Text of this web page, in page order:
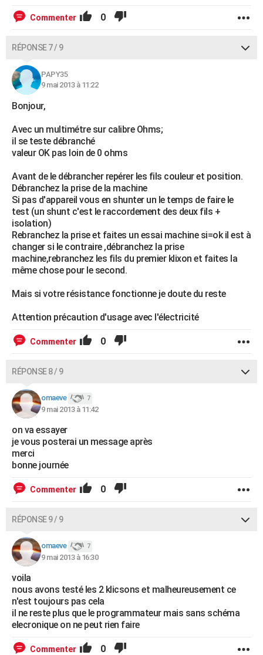
Commenter 0
RÉPONSE 7 / 9
PAPY35
9 mai 2013 à 11:22
Bonjour,
Avec un multimétre sur calibre Ohms;
il se teste débranché
valeur OK pas loin de 0 ohms
Avant de le débrancher repérer les fils couleur et position.
Débranchez la prise de la machine
Si pas d'appareil vous en shunter un le temps de faire le
test (un shunt c'est le raccordement des deux fils +
isolation)
Rebranchez la prise et faites un essai machine si=ok il est à
changer si le contraire ,débranchez la prise
machine,rebranchez les fils du premier klixon et faites la
même chose pour le second.
Mais si votre résistance fonctionne je doute du reste
Attention précaution d'usage avec l'électricité
Commenter 0
RÉPONSE 8 / 9
omaeve 7
9 mai 2013 à 11:42
on va essayer
je vous posterai un message après
merci
bonne journée
Commenter 0
RÉPONSE 9 / 9
omaeve 7
9 mai 2013 à 16:30
voila
nous avons testé les 2 klicsons et malheureusement ce
n'est toujours pas cela
il ne reste plus que le programmateur mais sans schéma
elecronique on ne peut rien faire
Commenter 0